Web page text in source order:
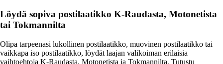
Löydä sopiva postilaatikko K-Raudasta, Motonetista
tai Tokmannilta
Olipa tarpeenasi lukollinen postilaatikko, muovinen postilaatikko tai
vaikkapa iso postilaatikko, löydät laajan valikoiman erilaisia
vaihtoehtoja K-Raudasta, Motonetista ja Tokmannilta. Tutustu